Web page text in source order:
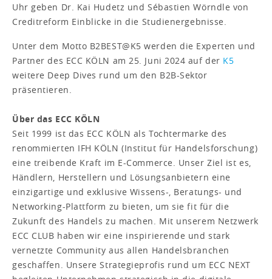
Uhr geben Dr. Kai Hudetz und Sébastien Wörndle von
Creditreform Einblicke in die Studienergebnisse.
Unter dem Motto B2BEST@K5 werden die Experten und
Partner des ECC KÖLN am 25. Juni 2024 auf der K5
weitere Deep Dives rund um den B2B-Sektor
präsentieren.
Über das ECC KÖLN
Seit 1999 ist das ECC KÖLN als Tochtermarke des
renommierten IFH KÖLN (Institut für Handelsforschung)
eine treibende Kraft im E-Commerce. Unser Ziel ist es,
Händlern, Herstellern und Lösungsanbietern eine
einzigartige und exklusive Wissens-, Beratungs- und
Networking-Plattform zu bieten, um sie fit für die
Zukunft des Handels zu machen. Mit unserem Netzwerk
ECC CLUB haben wir eine inspirierende und stark
vernetzte Community aus allen Handelsbranchen
geschaffen. Unsere Strategieprofis rund um ECC NEXT